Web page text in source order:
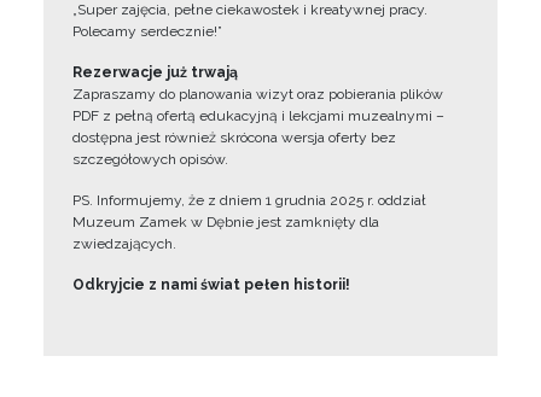
„Super zajęcia, pełne ciekawostek i kreatywnej pracy.
Polecamy serdecznie!”
Rezerwacje już trwają
Zapraszamy do planowania wizyt oraz pobierania plików
PDF z pełną ofertą edukacyjną i lekcjami muzealnymi –
dostępna jest również skrócona wersja oferty bez
szczegółowych opisów.
PS. Informujemy, że z dniem 1 grudnia 2025 r. oddział
Muzeum Zamek w Dębnie jest zamknięty dla
zwiedzających.
Odkryjcie z nami świat pełen historii!